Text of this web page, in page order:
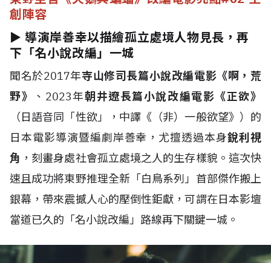
創陣容
► 導演岸善幸以描繪孤立處境人物見長，再
下「名小說改編」一城
聞名於2017年寺山修司長篇小說改編電影《啊，荒
野》
、2023年朝井遼長篇小說改編電影《正欲》
（日語音同「性欲」，中譯《（非）一般欲望》）的
日本電影導演暨編劇岸善幸，尤擅透過本身銳利視
角 ，刻畫身處社會孤立處境之人的生存樣貌。這次快
速且成功將東野推理全新「白鳥系列」首部傑作搬上
銀幕，帶來震撼人心的壓倒性鉅獻，可謂在日本影壇
當道已久的「名小說改編」路線再下關鍵一城。